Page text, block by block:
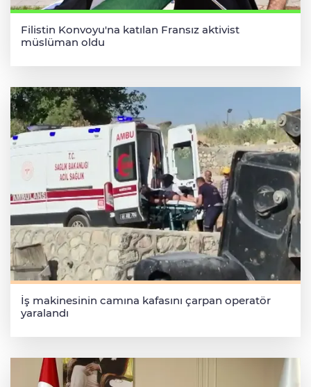
Filistin Konvoyu'na katılan Fransız aktivist
müslüman oldu
İş makinesinin camına kafasını çarpan operatör
yaralandı